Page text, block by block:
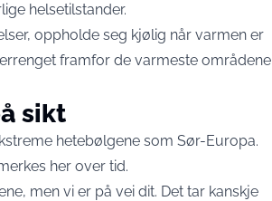
helsetilstander.
oppholde seg kjølig når varmen er
framfor de varmeste områdene
sikt
hetebølgene som Sør-Europa.
her over tid.
men vi er på vei dit. Det tar kanskje